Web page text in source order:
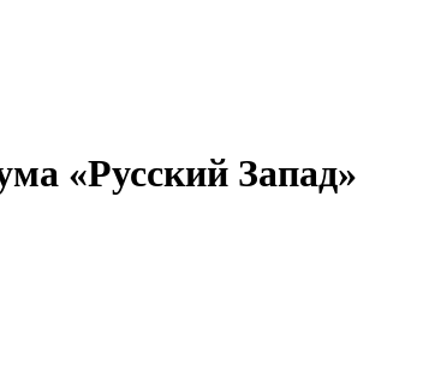
«Русский Запад»